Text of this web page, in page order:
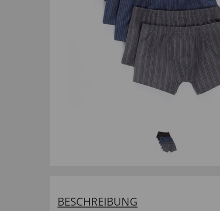
BESCHREIBUNG